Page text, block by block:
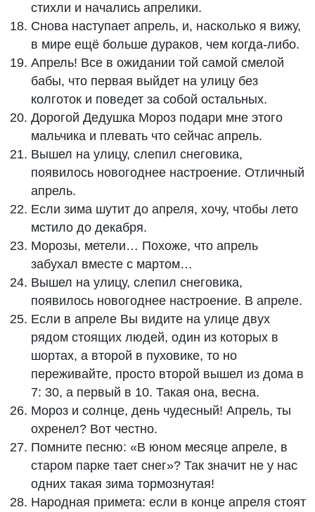
стихли и начались апрелики.
Снова наступает апрель, и, насколько я вижу,
в мире ещё больше дураков, чем когда-либо.
Апрель! Все в ожидании той самой смелой
бабы, что первая выйдет на улицу без
колготок и поведет за собой остальных.
Дорогой Дедушка Мороз подари мне этого
мальчика и плевать что сейчас апрель.
Вышел на улицу, слепил снеговика,
появилось новогоднее настроение. Отличный
апрель.
Если зима шутит до апреля, хочу, чтобы лето
мстило до декабря.
Морозы, метели… Похоже, что апрель
забухал вместе с мартом…
Вышел на улицу, слепил снеговика,
появилось новогоднее настроение. В апреле.
Если в апреле Вы видите на улице двух
рядом стоящих людей, один из которых в
шортах, а второй в пуховике, то но
переживайте, просто второй вышел из дома в
7: 30, а первый в 10. Такая она, весна.
Мороз и солнце, день чудесный! Апрель, ты
охренел? Вот честно.
Помните песню: «В юном месяце апреле, в
старом парке тает снег»? Так значит не у нас
одних такая зима тормознутая!
Народная примета: если в конце апреля стоят